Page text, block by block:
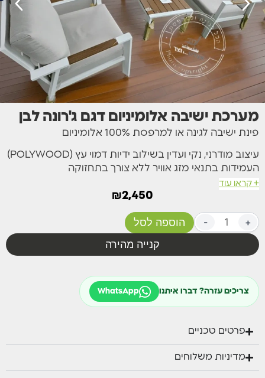
מערכת ישיבה אלומיניום דגם ג'רונה לבן
פינת ישיבה לגינה או למרפסת 100% אלומיניום
עיצוב מודרני, נקי ועדין בשילוב ידיות דמוי עץ (POLYWOOD)
העמידות בתנאי מזג אוויר ללא צורך בתחזוקה
שולחן קפה מאלומיניום וחיפוי דמוי עץ.
מערכת הישיבה מגיעה יחד עם כריות גב ומושב מפנקות עם
רוכסן להוצאת הציפה לכביסה.
ספה זוגית – אורך 142 ס"מ | עומק 81 ס"מ | גובה 81 ס"מ
כורסה יחיד – אורך 77 ס"מ | עומק 81 ס"מ | גובה 81 ס"מ
ס"מ
+ קראו עוד
₪2,450
- +
הוספה לסל
קנייה מהירה
צריכים עזרה? דברו איתנו WhatsApp
פרטים טכניים
מדיניות משלוחים